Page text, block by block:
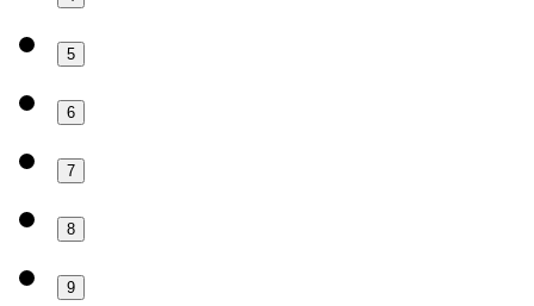
5
6
7
8
9